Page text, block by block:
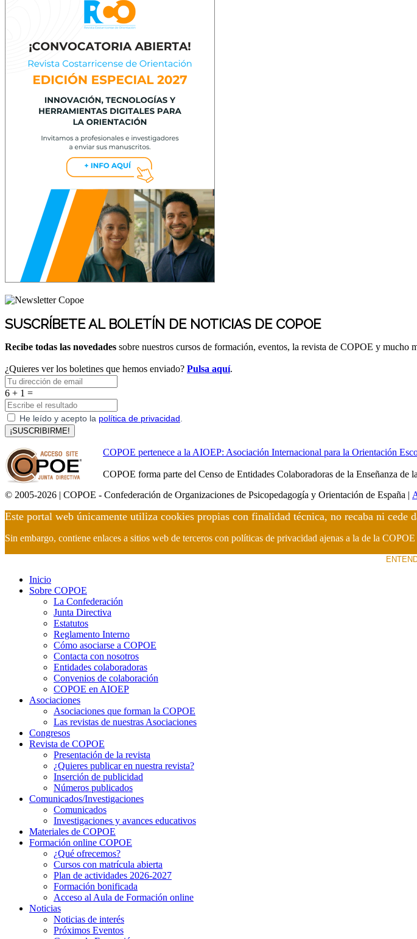
SUSCRÍBETE AL BOLETÍN DE NOTICIAS DE COPOE
Recibe todas las novedades sobre nuestros cursos de formación, eventos, la revista de COPOE y mucho
¿Quieres ver los boletines que hemos enviado? Pulsa aquí.
6 + 1 =
He leído y acepto la política de privacidad
¡SUSCRIBIRME!
COPOE pertenece a la AIOEP: Asociación Internacional para la Orientación
COPOE forma parte del Censo de Entidades Colaboradoras de la Enseñanza de
© 2005-2026 | COPOE - Confederación de Organizaciones de Psicopedagogía y Orientación de España |
Este portal web únicamente utiliza cookies propias con finalidad técnica, no recaba ni cede
Sin embargo, contiene enlaces a sitios web de terceros con políticas de privacidad ajenas a la de la
Inicio
Sobre COPOE
La Confederación
Junta Directiva
Estatutos
Reglamento Interno
Cómo asociarse a COPOE
Contacta con nosotros
Entidades colaboradoras
Convenios de colaboración
COPOE en AIOEP
Asociaciones
Asociaciones que forman la COPOE
Las revistas de nuestras Asociaciones
Congresos
Revista de COPOE
Presentación de la revista
¿Quieres publicar en nuestra revista?
Inserción de publicidad
Números publicados
Comunicados/Investigaciones
Comunicados
Investigaciones y avances educativos
Materiales de COPOE
Formación online COPOE
¿Qué ofrecemos?
Cursos con matrícula abierta
Plan de actividades 2026-2027
Formación bonificada
Acceso al Aula de Formación online
Noticias
Noticias de interés
Próximos Eventos